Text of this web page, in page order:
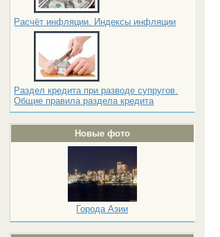
Расчёт инфляции. Индексы инфляции
Раздел кредита при разводе супругов.
Общие правила раздела кредита
Новые фото
Города Азии